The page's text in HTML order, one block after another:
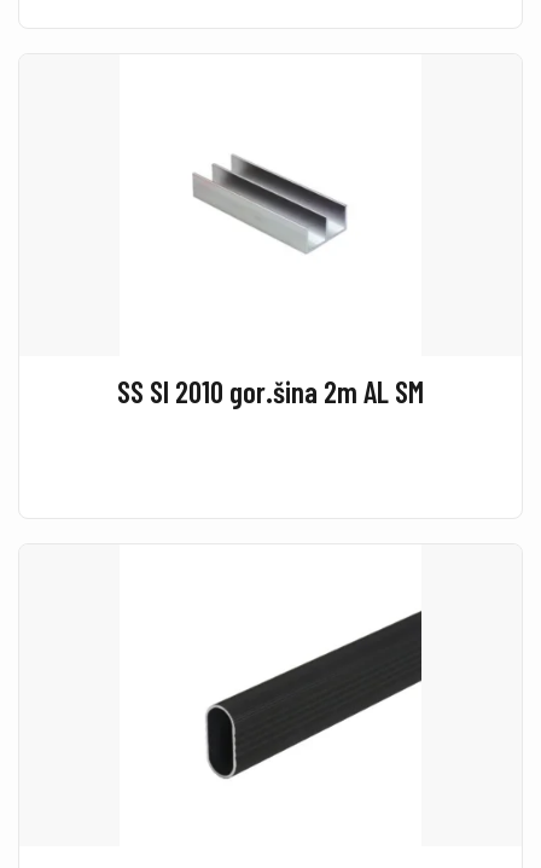
SS SI 2010 gor.šina 2m AL SM